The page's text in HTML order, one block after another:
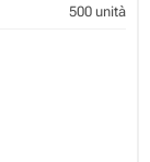
500 unità